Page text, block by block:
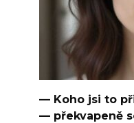
— Koho jsi to
— překvapeně